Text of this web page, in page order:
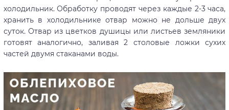
холодильник. Обработку проводят через каждые 2-3 часа,
хранить в холодильнике отвар можно не дольше двух
суток. Отвар из цветков душицы или листьев земляники
готовят аналогично, заливая 2 столовые ложки сухих
частей двумя стаканами воды.